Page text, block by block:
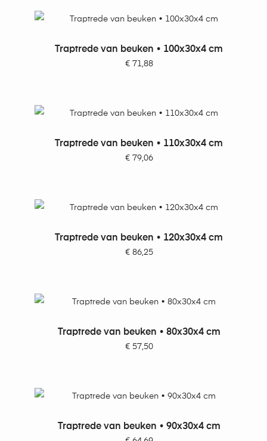
TOEVOEGEN AAN WINKELWAGEN
Traptrede van beuken • 100x30x4 cm
€71,88
TOEVOEGEN AAN WINKELWAGEN
Traptrede van beuken • 110x30x4 cm
€79,06
TOEVOEGEN AAN WINKELWAGEN
Traptrede van beuken • 120x30x4 cm
€86,25
TOEVOEGEN AAN WINKELWAGEN
Traptrede van beuken • 80x30x4 cm
€57,50
TOEVOEGEN AAN WINKELWAGEN
Traptrede van beuken • 90x30x4 cm